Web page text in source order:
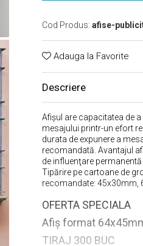
Cod Produs: afise-
Adauga la Favorite
Descriere
Afişul are capacitatea de
mesajului printr-un efort
durata de expunere a
recomandată. Avantajul
de influenţare permanentă
Tipărire pe cartoane de
recomandate: 45x30mm,
OFERTA SPECIALA
Afiş format
TIRAJ 300 BUC